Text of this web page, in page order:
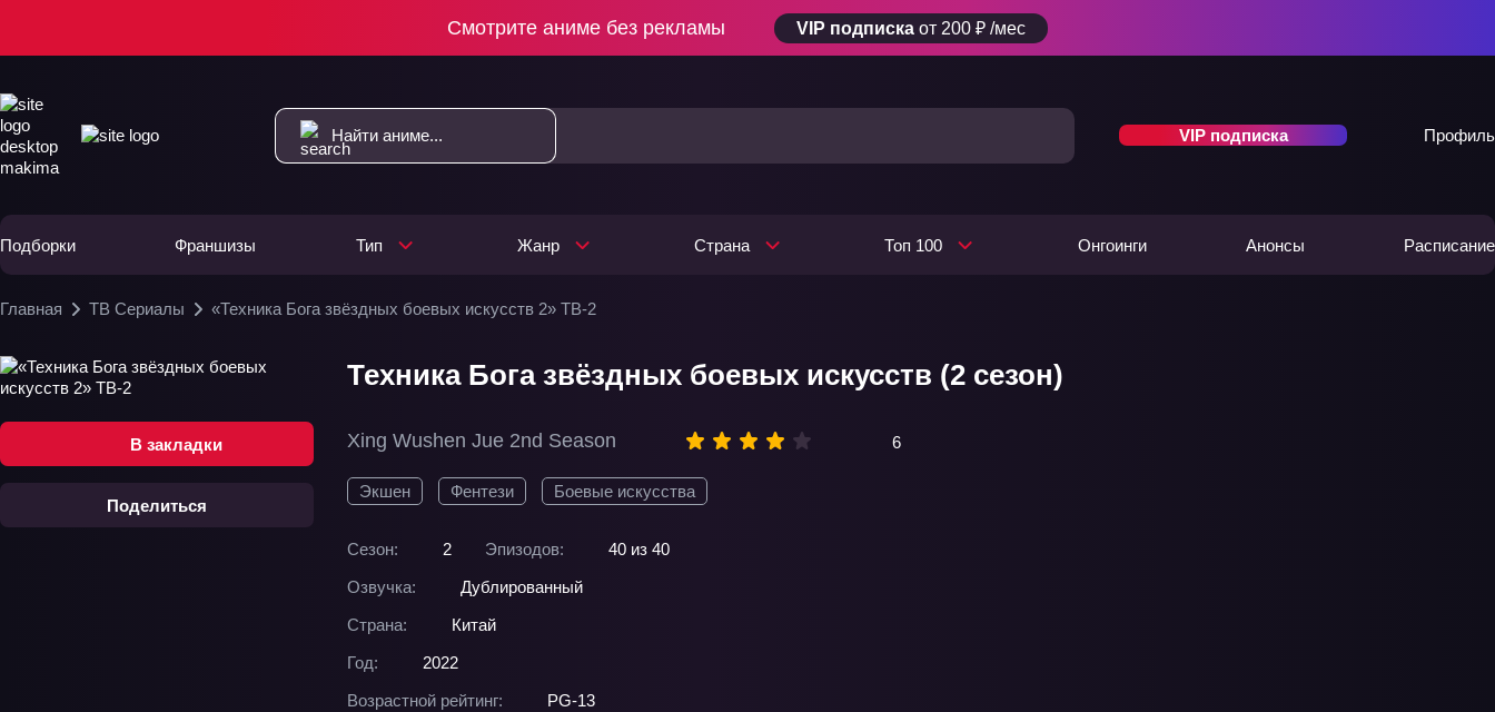
Смотрите аниме без рекламы VIP подписка от 200 ₽ /мес
VIP подписка Профиль
Подборки Франшизы Тип Жанр Страна Топ 100 Онгоинги Анонсы Расписание
Главная ТВ Сериалы «Техника Бога звёздных боевых искусств 2» ТВ-2
В закладки
Поделиться
Техника Бога звёздных боевых искусств (2 сезон)
Xing Wushen Jue 2nd Season 6
Экшен Фентези Боевые искусства
Сезон: 2 Эпизодов:
40 из 40
Озвучка:
Дублированный
Страна:
Китай
Год:
2022
Возрастной рейтинг:
PG-13